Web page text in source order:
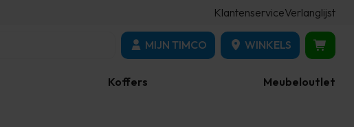
KlantenserviceVerlanglijst
MIJN TIMCO WINKELS
Koffers Meubeloutlet